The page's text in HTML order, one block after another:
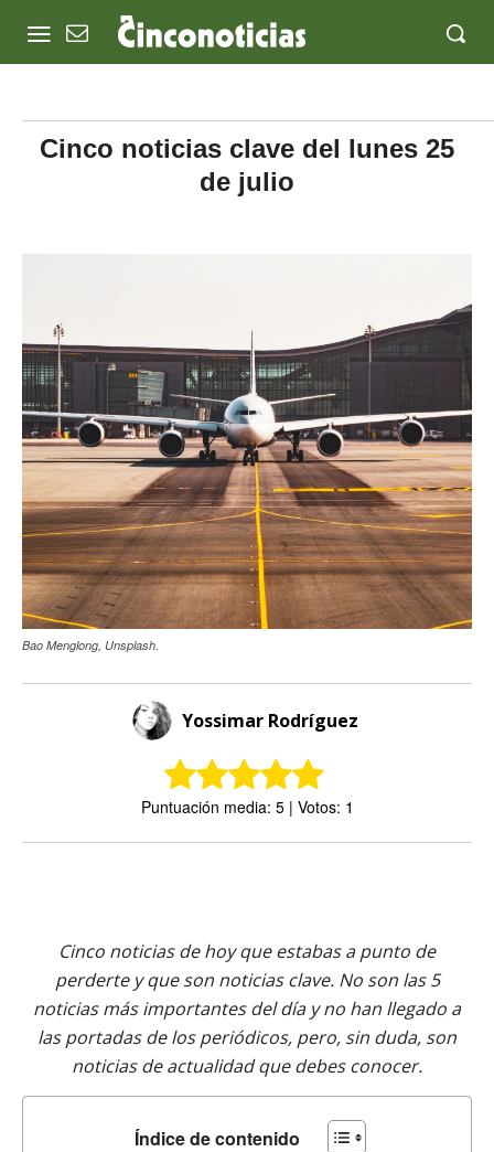
Cinco noticias clave del lunes 25
de julio
Bao Menglong, Unsplash.
Yossimar Rodríguez
Puntuación media: 5 | Votos: 1
Cinco noticias de hoy que estabas a punto de
perderte y que son noticias clave. No son las 5
noticias más importantes del día y no han llegado a
las portadas de los periódicos, pero, sin duda, son
noticias de actualidad que debes conocer.
Índice de contenido